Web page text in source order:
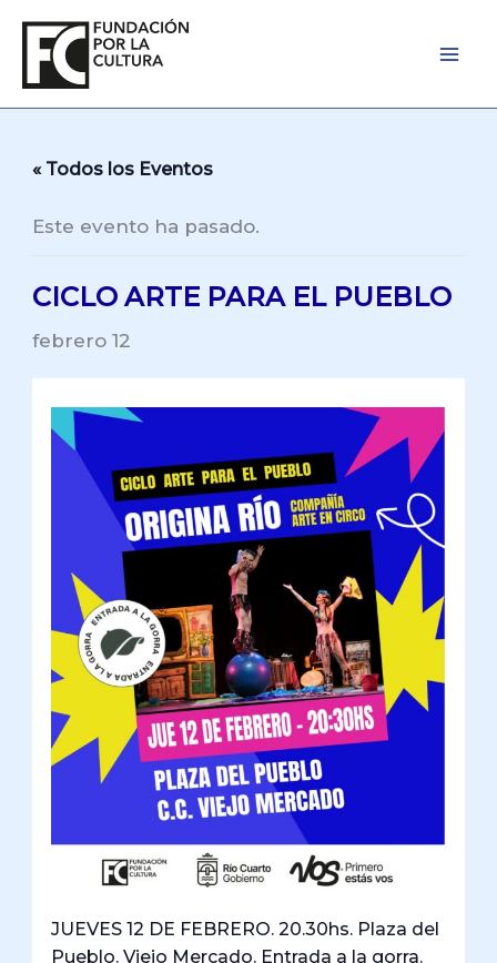
contenido
« Todos los Eventos
Este evento ha pasado.
CICLO ARTE PARA EL PUEBLO
febrero 12
JUEVES 12 DE FEBRERO. 20.30hs. Plaza del
Pueblo. Viejo Mercado. Entrada a la gorra.